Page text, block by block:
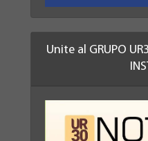
Unite al GRUPO